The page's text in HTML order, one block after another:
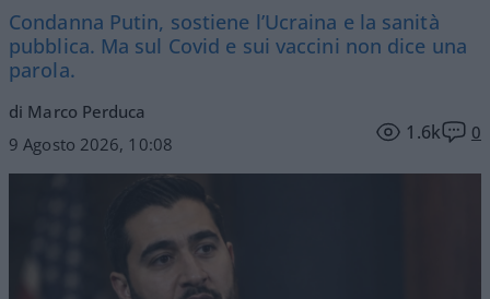
Condanna Putin, sostiene l’Ucraina e la sanità
pubblica. Ma sul Covid e sui vaccini non dice una
parola.
di Marco Perduca
9 Agosto 2026, 10:08
1.6k 0